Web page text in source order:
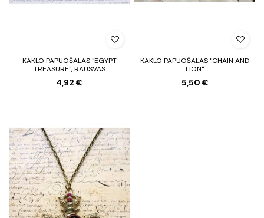
KAKLO PAPUOŠALAS "EGYPT
TREASURE", RAUSVAS
4,92 €
KAKLO PAPUOŠALAS "CHAIN AND
LION"
5,50 €